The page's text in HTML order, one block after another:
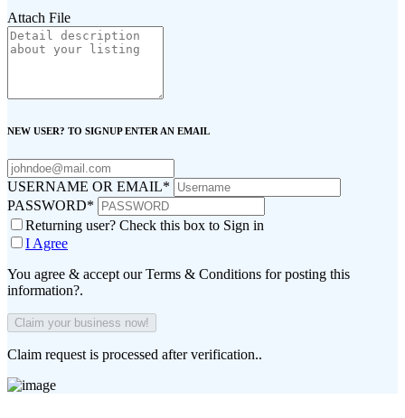
Attach File
NEW USER? TO SIGNUP ENTER AN EMAIL
USERNAME OR EMAIL*
PASSWORD*
Returning user? Check this box to Sign in
I Agree
You agree & accept our Terms & Conditions for posting this
information?.
Claim request is processed after verification..